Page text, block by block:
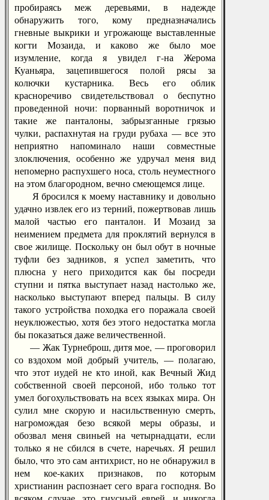
пробираясь меж деревьями, в надежде
обнаружить того, кому предназначались
гневные выкрики и угрожающе выставленные
когти Мозаида, и каково же было мое
изумление, когда я увидел г-на Жерома
Куаньяра, зацепившегося полой рясы за
колючки кустарника. Весь его облик
красноречиво свидетельствовал о беспутно
проведенной ночи: порванный воротничок и
такие же панталоны, забрызганные грязью
чулки, распахнутая на груди рубаха — все это
неприятно напоминало наши совместные
злоключения, особенно же удручал меня вид
непомерно распухшего носа, столь неуместного
на этом благородном, вечно смеющемся лице.
Я бросился к моему наставнику и довольно
удачно извлек его из терний, пожертвовав лишь
малой частью его панталон. И Мозаид за
неимением предмета для проклятий вернулся в
свое жилище. Поскольку он был обут в ночные
туфли без задников, я успел заметить, что
плюсна у него приходится как бы посреди
ступни и пятка выступает назад настолько же,
насколько выступают вперед пальцы. В силу
такого устройства походка его поражала своей
неуклюжестью, хотя без этого недостатка могла
бы показаться даже величественной.
— Жак Турнеброш, дитя мое, — проговорил
со вздохом мой добрый учитель, — полагаю,
что этот иудей не кто иной, как Вечный Жид
собственной своей персоной, ибо только тот
умел богохульствовать на всех языках мира. Он
сулил мне скорую и насильственную смерть,
нагромождая безо всякой меры образы, и
обозвал меня свиньей на четырнадцати, если
только я не сбился в счете, наречьях. Я решил
было, что это сам антихрист, но не обнаружил в
нем кое-каких признаков, по которым
христианин распознает сего врага господня. Во